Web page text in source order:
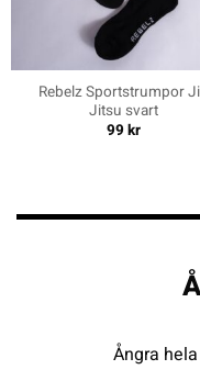
Rebelz Sportstrumpor
Jitsu svart
99kr
Ångra